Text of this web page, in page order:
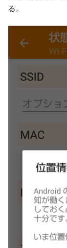
る。